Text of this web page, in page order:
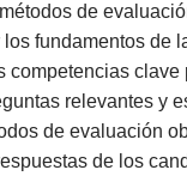
de
fundamentos de
competencias
relevantes y
de evaluación
de los